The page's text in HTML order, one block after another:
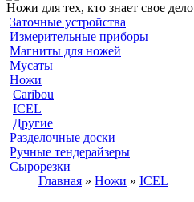
Ножи для тех, кто знает свое дело
Заточные устройства
Измерительные приборы
Магниты для ножей
Мусаты
Ножи
Caribou
ICEL
Другие
Разделочные доски
Ручные тендерайзеры
Сырорезки
Главная » Ножи » ICEL